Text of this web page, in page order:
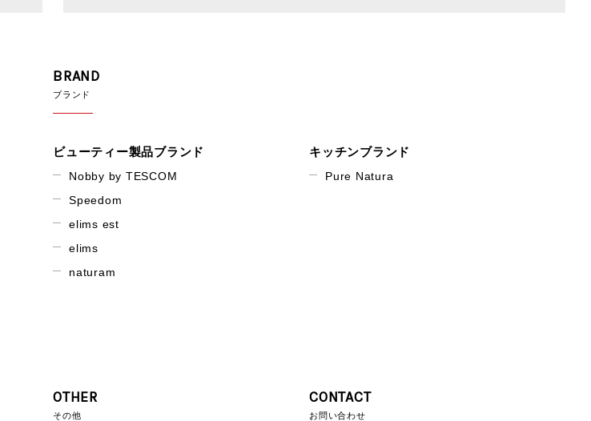
BRAND
ブランド
ビューティー製品ブランド
Nobby by TESCOM
Speedom
elims est
elims
naturam
キッチンブランド
Pure Natura
OTHER
その他
CONTACT
お問い合わせ